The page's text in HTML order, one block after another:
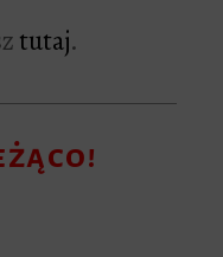
tutaj.